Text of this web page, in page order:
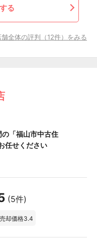
る
全体の評判（12件）をみる
「福山市中古住
任せください
(5件)
売却価格3.4